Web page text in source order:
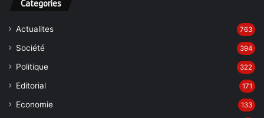
Categories
Actualites 763
Société 394
Politique 322
Editorial 171
Economie 133